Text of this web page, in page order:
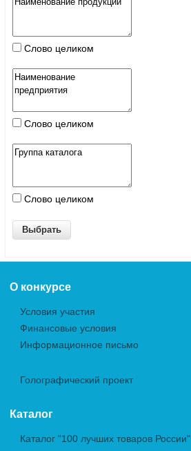
Слово целиком
Слово целиком
Слово целиком
О конкурсе
Условия участия
Финансовые условия
Информационное письмо
Голографический проект
Каталог
Каталог "100 лучших товаров России"